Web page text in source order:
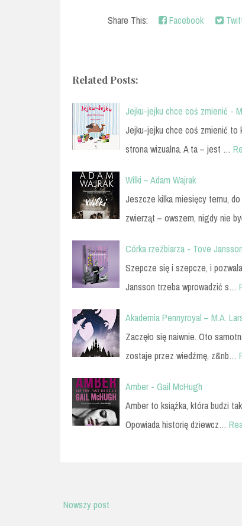
Share This: Facebook
Related Posts:
Jejku-jejku chce coś zmienić -
Jejku-jejku chce coś zmienić to
strona wizualna. A ta – jest …
Wilki – Adam Wajrak
Jeszcze kilka miesięcy temu,
zwierząt – owszem, nigdy nie
Córka rzeźbiarza - Tove Jansson
Szepcze się i szepcze, i
Jansson trzeba wprowadzić s…
Akademia Pennyroyal – M.A.
Zaczęło się naiwnie. Oto
zostaje przez wiedźmę, z&nb…
Amber - Gail McHugh
Amber to książka, która budzi
Opowiada historię dziewcz…
Nowszy post